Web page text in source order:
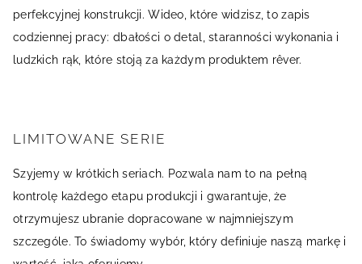
perfekcyjnej konstrukcji. Wideo, które widzisz, to zapis
codziennej pracy: dbałości o detal, staranności wykonania i
ludzkich rąk, które stoją za każdym produktem rêver.
LIMITOWANE SERIE
Szyjemy w krótkich seriach. Pozwala nam to na pełną
kontrolę każdego etapu produkcji i gwarantuje, że
otrzymujesz ubranie dopracowane w najmniejszym
szczególe. To świadomy wybór, który definiuje naszą markę i